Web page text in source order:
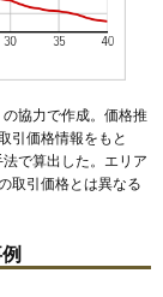
協力で作成。価格推
引価格情報をもと
で算出した。エリア
取引価格とは異なる